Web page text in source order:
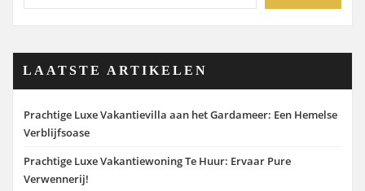
LAATSTE ARTIKELEN
Prachtige Luxe Vakantievilla aan het Gardameer: Een Hemelse
Verblijfsoase
Prachtige Luxe Vakantiewoning Te Huur: Ervaar Pure
Verwennerij!